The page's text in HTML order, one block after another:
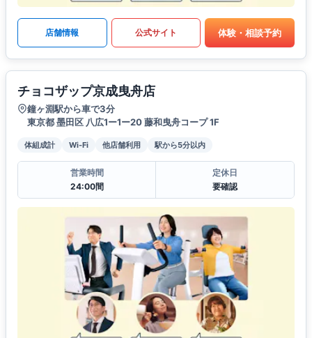
店舗情報 公式サイト 体験・相談予約
チョコザップ京成曳舟店
鐘ヶ淵駅から車で3分
東京都 墨田区 八広1ー1ー20 藤和曳舟コープ 1F
体組成計 Wi-Fi 他店舗利用 駅から5分以内
営業時間
24:00間
定休日
要確認